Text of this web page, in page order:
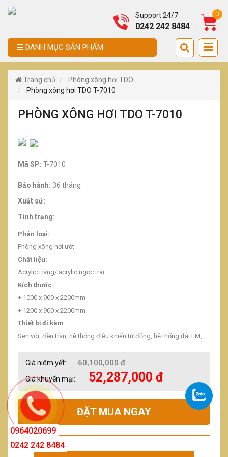
Support 24/7
0242 242 8484
0
DANH MỤC SẢN PHẨM
Trang chủ
Phòng xông hơi TDO
Phòng xông hơi TDO T-7010
PHÒNG XÔNG HƠI TDO T-7010
Mã SP: T-7010
Bảo hành: 36 tháng
Xuất sứ:
Tình trạng:
Phân loại:
Phòng xông hơi ướt
Chất liệu:
Acrylic trắng/ acrylic ngọc trai
Kích thước :
+ 1000 x 900 x 2200mm
+ 1200 x 900 x 2200mm
Thiết bị đi kèm
Sen vòi, đèn trần, hệ thống điều khiển tử động, hệ thống đài FM,..
Giá niêm yết: 60,100,000 đ
Giá khuyến mại: 52,287,000 đ
ĐẶT MUA NGAY
0964020699
0242 242 8484